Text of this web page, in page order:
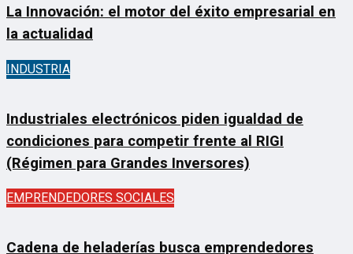
La Innovación: el motor del éxito empresarial en
la actualidad
INDUSTRIA
Industriales electrónicos piden igualdad de
condiciones para competir frente al RIGI
(Régimen para Grandes Inversores)
EMPRENDEDORES SOCIALES
Cadena de heladerías busca emprendedores